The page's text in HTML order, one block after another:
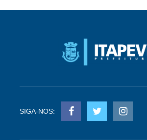
SIGA-NOS: